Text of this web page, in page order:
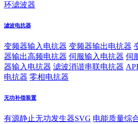
环滤波器
滤波电抗器
变频器输入电抗器 变频器输出电抗器
器输出高频电抗器 伺服输入电抗器 伺
器输入电抗器 滤波消谐串联电抗器
电抗器 零相电抗器
无功补偿装置
有源静止无功发生器SVG 电能质量综